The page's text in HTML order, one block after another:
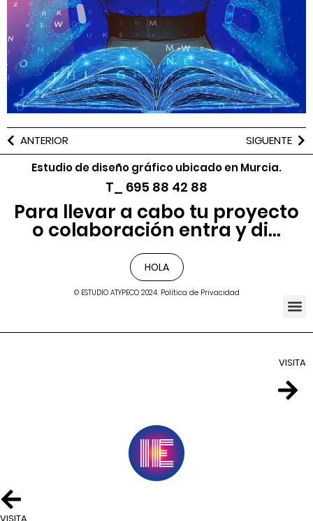
ANTERIOR
SIGUENTE
Estudio de diseño gráfico ubicado en Murcia.
T_ 695 88 42 88
Para llevar a cabo tu proyecto
o colaboración entra y di...
HOLA
© ESTUDIO ATYPECO 2024. Política de Privacidad
VISITA